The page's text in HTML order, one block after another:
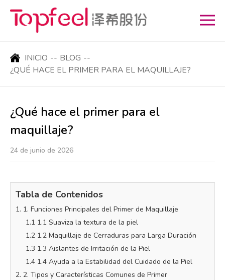
INICIO -- BLOG --
¿QUÉ HACE EL PRIMER PARA EL MAQUILLAJE?
¿Qué hace el primer para el
maquillaje?
24 de junio de 2026
Tabla de Contenidos
1. 1. Funciones Principales del Primer de Maquillaje
1.1 1.1 Suaviza la textura de la piel
1.2 1.2 Maquillaje de Cerraduras para Larga Duración
1.3 1.3 Aislantes de Irritación de la Piel
1.4 1.4 Ayuda a la Estabilidad del Cuidado de la Piel
2. 2. Tipos y Características Comunes de Primer